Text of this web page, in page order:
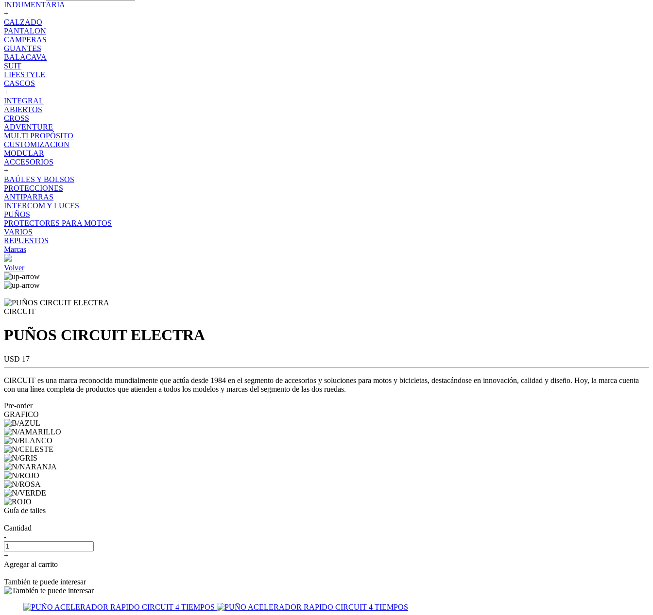
INDUMENTARIA
+
CALZADO
PANTALON
CAMPERAS
GUANTES
BALACAVA
SUIT
LIFESTYLE
CASCOS
+
INTEGRAL
ABIERTOS
CROSS
ADVENTURE
MULTI PROPÓSITO
CUSTOMIZACION
MODULAR
ACCESORIOS
+
BAÚLES Y BOLSOS
PROTECCIONES
ANTIPARRAS
INTERCOM Y LUCES
PUÑOS
PROTECTORES PARA MOTOS
VARIOS
REPUESTOS
Marcas
Volver
CIRCUIT
PUÑOS CIRCUIT ELECTRA
USD 17
CIRCUIT es una marca reconocida mundialmente que actúa desde 1984 en el segmento de accesorios y soluciones para motos y bicicletas, destacándose en innovación, calidad y diseño. Hoy, la marca cuenta
con una línea completa de productos que atienden a todos los modelos y marcas del segmento de las dos ruedas.
Pre-order
GRAFICO
Guía de talles
Cantidad
-
+
Agregar al carrito
También te puede interesar